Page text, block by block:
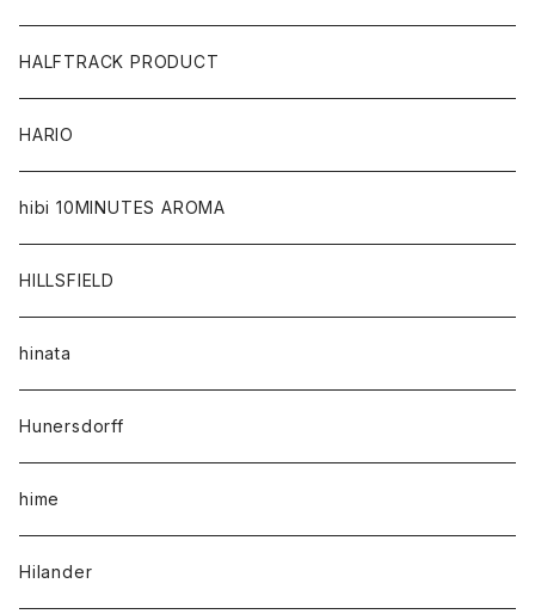
HALFTRACK PRODUCT
HARIO
hibi 10MINUTES AROMA
HILLSFIELD
hinata
Hunersdorff
hime
Hilander